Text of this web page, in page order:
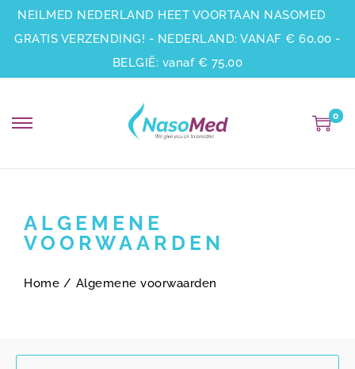
NEILMED NEDERLAND HEET VOORTAAN NASOMED
GRATIS VERZENDING! - NEDERLAND: VANAF € 60,00 -
BELGIË: vanaf € 75,00
0
ALGEMENE
VOORWAARDEN
Home / Algemene voorwaarden